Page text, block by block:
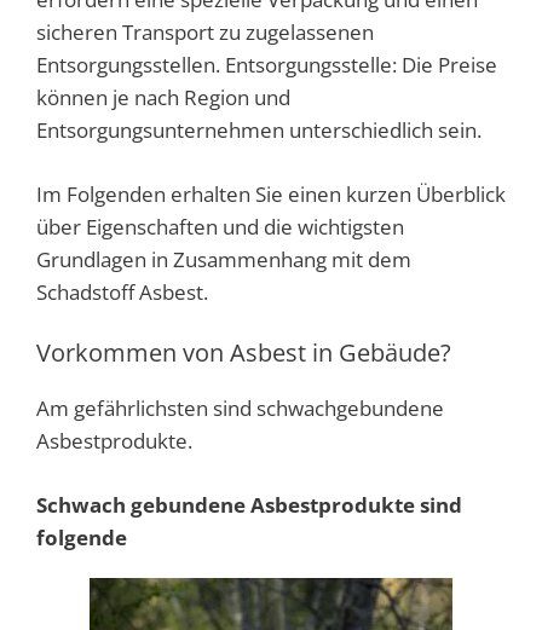
sicheren Transport zu zugelassenen
Entsorgungsstellen. Entsorgungsstelle: Die Preise
können je nach Region und
Entsorgungsunternehmen unterschiedlich sein.
Im Folgenden erhalten Sie einen kurzen Überblick
über Eigenschaften und die wichtigsten
Grundlagen in Zusammenhang mit dem
Schadstoff Asbest.
Vorkommen von Asbest in Gebäude?
Am gefährlichsten sind schwachgebundene
Asbestprodukte.
Schwach gebundene Asbestprodukte sind
folgende